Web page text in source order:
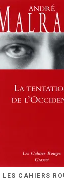
LES CAHIERS